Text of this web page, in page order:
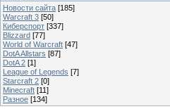
Новости сайта [185]
Warcraft 3 [50]
Киберспорт [337]
Blizzard [77]
World of Warcraft [47]
DotA Allstars [87]
DotA 2 [1]
League of Legends [7]
Starcraft 2 [0]
Minecraft [11]
Разное [134]